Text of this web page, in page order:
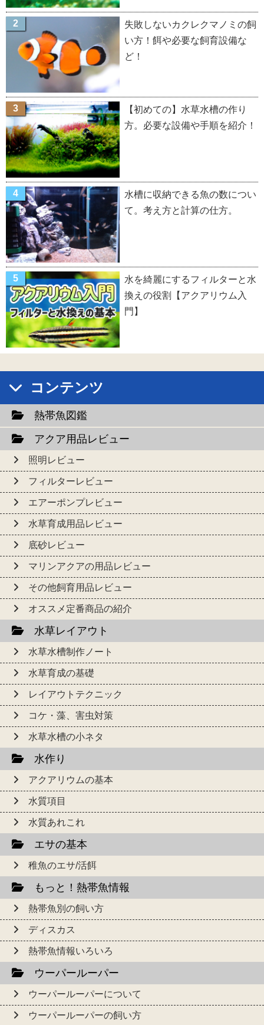
失敗しないカクレクマノミの飼
い方！餌や必要な飼育設備な
ど！
【初めての】水草水槽の作り
方。必要な設備や手順を紹介！
水槽に収納できる魚の数につい
て。考え方と計算の仕方。
水を綺麗にするフィルターと水
換えの役割【アクアリウム入
門】
コンテンツ
熱帯魚図鑑
アクア用品レビュー
照明レビュー
フィルターレビュー
エアーポンプレビュー
水草育成用品レビュー
底砂レビュー
マリンアクアの用品レビュー
その他飼育用品レビュー
オススメ定番商品の紹介
水草レイアウト
水草水槽制作ノート
水草育成の基礎
レイアウトテクニック
コケ・藻、害虫対策
水草水槽の小ネタ
水作り
アクアリウムの基本
水質項目
水質あれこれ
エサの基本
稚魚のエサ/活餌
もっと！熱帯魚情報
熱帯魚別の飼い方
ディスカス
熱帯魚情報いろいろ
ウーパールーパー
ウーパールーパーについて
ウーパールーパーの飼い方